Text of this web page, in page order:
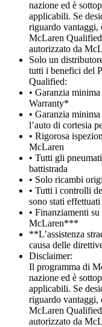
nazione ed è
applicabili. Se
riguardo
McLaren
autorizzato da
Solo un
tutti i benefici del
Qualified:
• Garanzia
Warranty*
• Garanzia
l’auto di cortesia
• Rigorosa
McLaren
• Tutti gli
battistrada
• Solo ricambi
• Tutti i controlli
sono stati
• Finanziamenti
McLaren***
**L’assistenza
causa delle
Disclaimer:
Il programma di
nazione ed è
applicabili. Se
riguardo
McLaren
autorizzato da